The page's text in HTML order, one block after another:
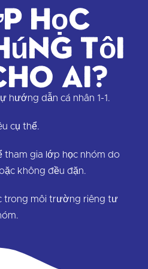
học
tôi
ai?
hướng dẫn cá nhân 1-1.
cụ thể.
tham gia lớp học nhóm do
không đều đặn.
trong môi trường riêng tư